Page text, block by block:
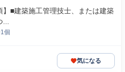
■建築施工管理技士、または建築
個
気になる